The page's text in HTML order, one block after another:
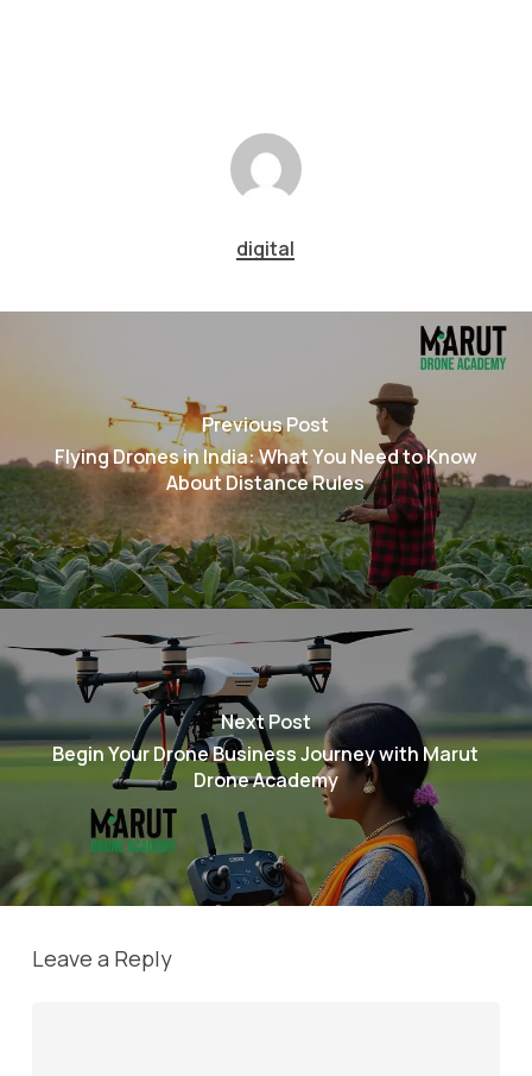
digital
Previous Post
Flying Drones in India: What You Need to Know
About Distance Rules
Next Post
Begin Your Drone Business Journey with Marut
Drone Academy
Leave a Reply